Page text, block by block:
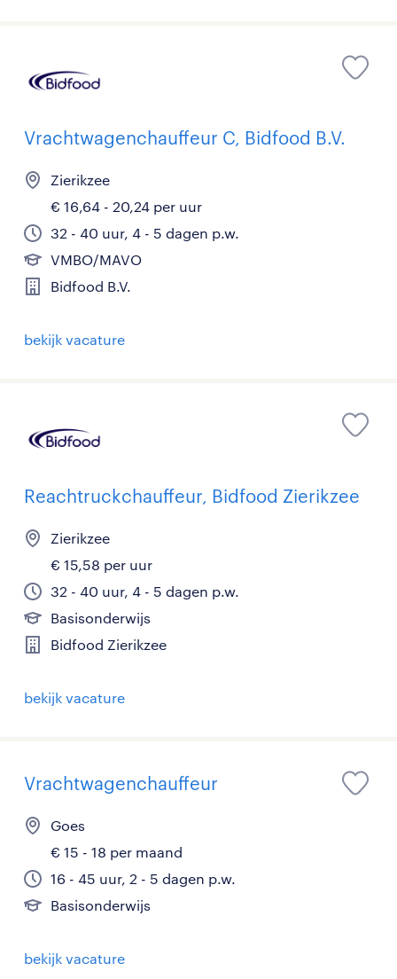
Vrachtwagenchauffeur C, Bidfood B.V.
Zierikzee
€ 16,64 - 20,24 per uur
32 - 40 uur, 4 - 5 dagen p.w.
VMBO/MAVO
Bidfood B.V.
bekijk vacature
Reachtruckchauffeur, Bidfood Zierikzee
Zierikzee
€ 15,58 per uur
32 - 40 uur, 4 - 5 dagen p.w.
Basisonderwijs
Bidfood Zierikzee
bekijk vacature
Vrachtwagenchauffeur
Goes
€ 15 - 18 per maand
16 - 45 uur, 2 - 5 dagen p.w.
Basisonderwijs
bekijk vacature